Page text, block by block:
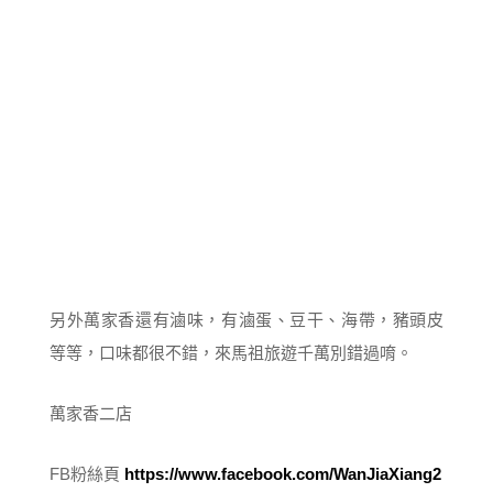
另外萬家香還有滷味，有滷蛋、豆干、海帶，豬頭皮
等等，口味都很不錯，來馬祖旅遊千萬別錯過唷。
萬家香二店
FB粉絲頁 https://www.facebook.com/WanJiaXiang2